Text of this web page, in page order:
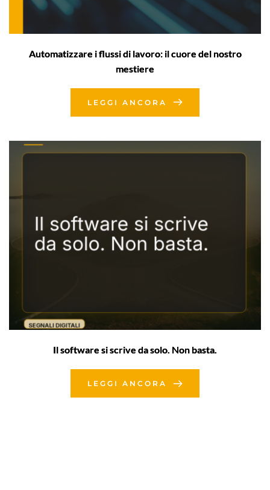
Automatizzare i flussi di lavoro: il cuore del nostro
mestiere
LEGGI ANCORA
Il software si scrive da solo. Non basta.
LEGGI ANCORA